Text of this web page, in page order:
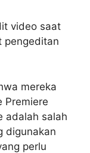
video saat
pengeditan
mereka
Premiere
adalah salah
digunakan
perlu